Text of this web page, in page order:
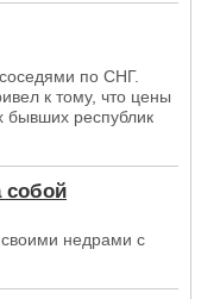
по СНГ.
к тому, что цены
бывших республик
собой
недрами с